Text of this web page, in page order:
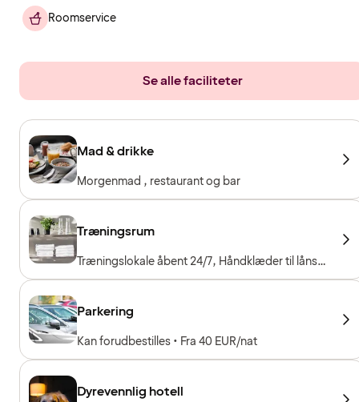
Roomservice
Se alle faciliteter
Mad & drikke
Morgenmad , restaurant og bar
Træningsrum
Træningslokale åbent 24/7, Håndklæder til låns,
Træningsmaskiner, Konditionsmaskiner, Frie
Parkering
Kan forudbestilles • Fra 40 EUR/nat
Dyrevennlig hotell